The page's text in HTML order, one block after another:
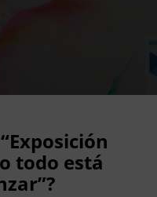
todo está